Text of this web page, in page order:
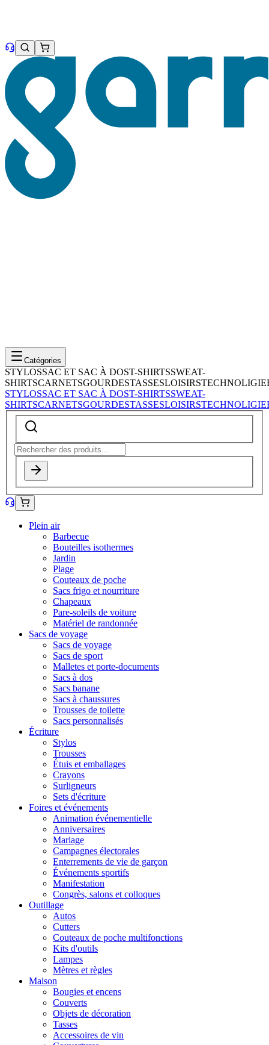
Catégories
STYLOSSAC ET SAC À DOST-SHIRTSSWEAT-
SHIRTSCARNETSGOURDESTASSESLOISIRSTECHNOLIGIE
STYLOSSAC ET SAC À DOST-SHIRTSSWEAT-
SHIRTSCARNETSGOURDESTASSESLOISIRSTECHNOLIGIE
Plein air
Barbecue
Bouteilles isothermes
Jardin
Plage
Couteaux de poche
Sacs frigo et nourriture
Chapeaux
Pare-soleils de voiture
Matériel de randonnée
Sacs de voyage
Sacs de voyage
Sacs de sport
Malletes et porte-documents
Sacs à dos
Sacs banane
Sacs à chaussures
Trousses de toilette
Sacs personnalisés
Écriture
Stylos
Trousses
Étuis et emballages
Crayons
Surligneurs
Sets d'écriture
Foires et événements
Animation événementielle
Anniversaires
Mariage
Campagnes électorales
Enterrements de vie de garçon
Événements sportifs
Manifestation
Congrès, salons et colloques
Outillage
Autos
Cutters
Couteaux de poche multifonctions
Kits d'outils
Lampes
Mètres et règles
Maison
Bougies et encens
Couverts
Objets de décoration
Tasses
Accessoires de vin